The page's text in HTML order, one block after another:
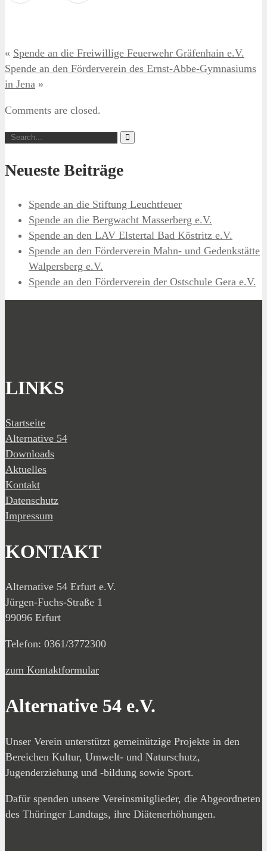
« Spende an die Freiwillige Feuerwehr Gräfenhain e.V.
Spende an den Förderverein des Ernst-Abbe-Gymnasiums
in Jena »
Comments are closed.
Neueste Beiträge
Spende an die Stiftung Leuchtfeuer
Spende an die Bergwacht Masserberg e.V.
Spende an den LAV Elstertal Bad Köstritz e.V.
Spende an den Förderverein Mahn- und Gedenkstätte
Walpersberg e.V.
Spende an den Förderverein der Ostschule Gera e.V.
LINKS
Startseite
Alternative 54
Downloads
Aktuelles
Kontakt
Datenschutz
Impressum
KONTAKT
Alternative 54 Erfurt e.V.
Jürgen-Fuchs-Straße 1
99096 Erfurt
Telefon: 0361/3772300
zum Kontaktformular
Alternative 54 e.V.
Unser Verein unterstützt gemeinützige Projekte in den
Bereichen Kultur, Umwelt- und Naturschutz,
Jugenderziehung und -bildung sowie Sport.
Dafür spenden unsere Vereinsmitglieder, die Abgeordneten
des Thüringer Landtags, ihre Diätenerhöhungen.